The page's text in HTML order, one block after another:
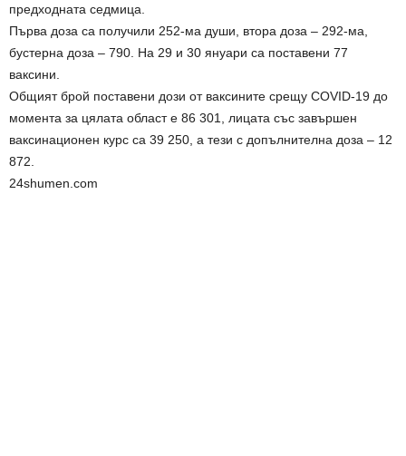
предходната седмица.
Първа доза са получили 252-ма души, втора доза – 292-ма,
бустерна доза – 790. На 29 и 30 януари са поставени 77
ваксини.
Общият брой поставени дози от ваксините срещу COVID-19 до
момента за цялата област е 86 301, лицата със завършен
ваксинационен курс са 39 250, а тези с допълнителна доза – 12
872.
24shumen.com